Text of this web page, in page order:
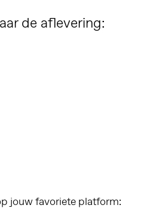
de aflevering:
jouw favoriete platform: